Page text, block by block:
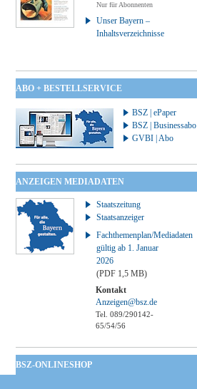
Nur für Abonnenten
Unser Bayern –
Inhaltsverzeichnisse
ABO + BESTELLSERVICE
BSZ | ePaper
BSZ | Businessabo
GVBI | Abo
ANZEIGEN MEDIADATEN
Staatszeitung
Staatsanzeiger
Fachthemenplan/Mediadaten
gültig ab 1. Januar
2026
(PDF 1,5 MB)
Kontakt
Anzeigen@bsz.de
Tel. 089/290142-
65/54/56
BSZ-ONLINESHOP